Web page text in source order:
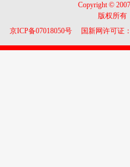
Copyright ©
版权所有
京ICP备07018050号
国新网许可证